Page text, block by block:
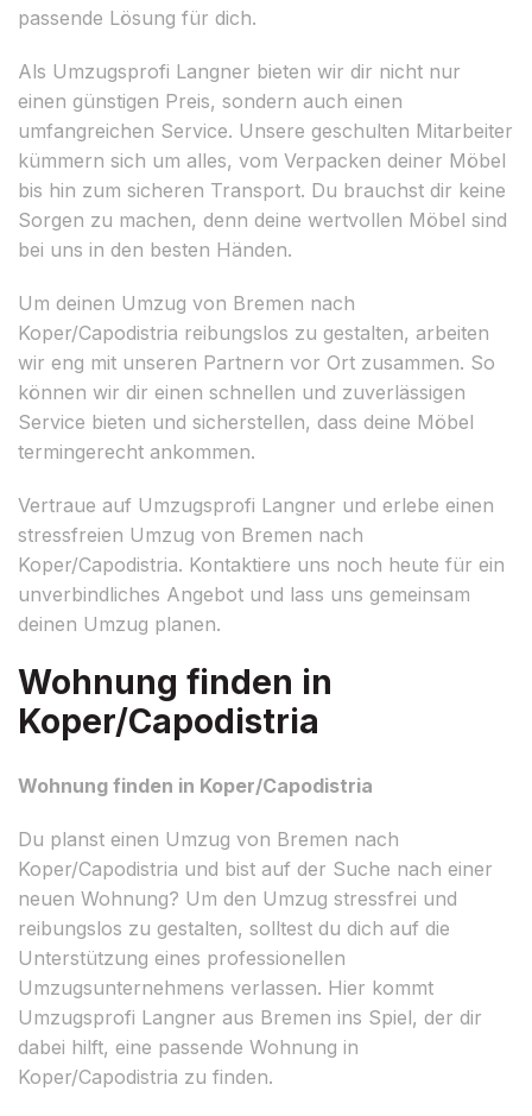
passende Lösung für dich.
Als Umzugsprofi Langner bieten wir dir nicht nur
einen günstigen Preis, sondern auch einen
umfangreichen Service. Unsere geschulten Mitarbeiter
kümmern sich um alles, vom Verpacken deiner Möbel
bis hin zum sicheren Transport. Du brauchst dir keine
Sorgen zu machen, denn deine wertvollen Möbel sind
bei uns in den besten Händen.
Um deinen Umzug von Bremen nach
Koper/Capodistria reibungslos zu gestalten, arbeiten
wir eng mit unseren Partnern vor Ort zusammen. So
können wir dir einen schnellen und zuverlässigen
Service bieten und sicherstellen, dass deine Möbel
termingerecht ankommen.
Vertraue auf Umzugsprofi Langner und erlebe einen
stressfreien Umzug von Bremen nach
Koper/Capodistria. Kontaktiere uns noch heute für ein
unverbindliches Angebot und lass uns gemeinsam
deinen Umzug planen.
Wohnung finden in
Koper/Capodistria
Wohnung finden in Koper/Capodistria
Du planst einen Umzug von Bremen nach
Koper/Capodistria und bist auf der Suche nach einer
neuen Wohnung? Um den Umzug stressfrei und
reibungslos zu gestalten, solltest du dich auf die
Unterstützung eines professionellen
Umzugsunternehmens verlassen. Hier kommt
Umzugsprofi Langner aus Bremen ins Spiel, der dir
dabei hilft, eine passende Wohnung in
Koper/Capodistria zu finden.